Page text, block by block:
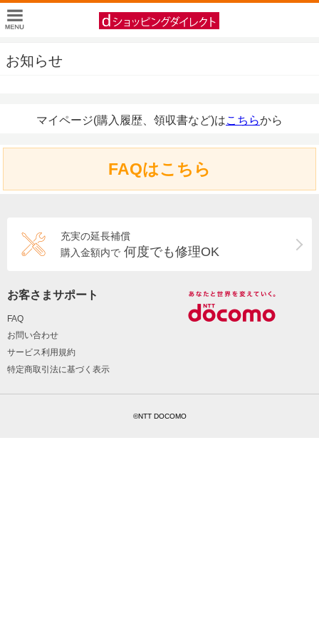
お知らせ
マイページ(購入履歴、領収書など)はこちらから
FAQはこちら
充実の延長補償
購入金額内で 何度でも修理OK
お客さまサポート
FAQ
お問い合わせ
サービス利用規約
特定商取引法に基づく表示
©NTT DOCOMO